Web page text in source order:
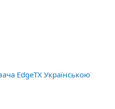
EdgeTX Українською